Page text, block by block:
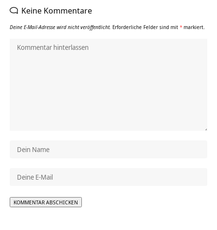
Keine Kommentare
Deine E-Mail-Adresse wird nicht veröffentlicht. Erforderliche Felder sind mit * markiert.